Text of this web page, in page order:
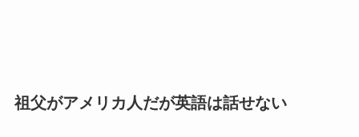
祖父がアメリカ人だが英語は話せない